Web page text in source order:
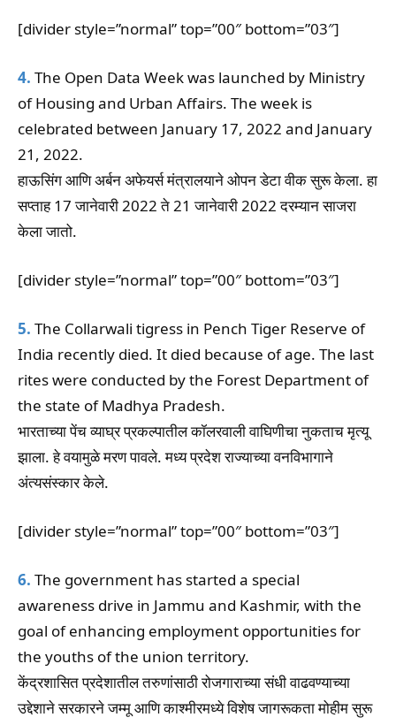
[divider style=”normal” top=”00″ bottom=”03″]
4. The Open Data Week was launched by Ministry
of Housing and Urban Affairs. The week is
celebrated between January 17, 2022 and January
21, 2022.
हाऊसिंग आणि अर्बन अफेयर्स मंत्रालयाने ओपन डेटा वीक सुरू केला. हा
सप्ताह 17 जानेवारी 2022 ते 21 जानेवारी 2022 दरम्यान साजरा
केला जातो.
[divider style=”normal” top=”00″ bottom=”03″]
5. The Collarwali tigress in Pench Tiger Reserve of
India recently died. It died because of age. The last
rites were conducted by the Forest Department of
the state of Madhya Pradesh.
भारताच्या पेंच व्याघ्र प्रकल्पातील कॉलरवाली वाघिणीचा नुकताच मृत्यू
झाला. हे वयामुळे मरण पावले. मध्य प्रदेश राज्याच्या वनविभागाने
अंत्यसंस्कार केले.
[divider style=”normal” top=”00″ bottom=”03″]
6. The government has started a special
awareness drive in Jammu and Kashmir, with the
goal of enhancing employment opportunities for
the youths of the union territory.
केंद्रशासित प्रदेशातील तरुणांसाठी रोजगाराच्या संधी वाढवण्याच्या
उद्देशाने सरकारने जम्मू आणि काश्मीरमध्ये विशेष जागरूकता मोहीम सुरू